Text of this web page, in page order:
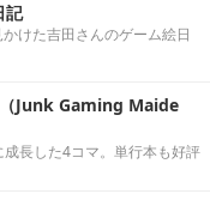
記
けた吉田さんのゲーム絵日
（Junk Gaming Maide
長した4コマ。単行本も好評